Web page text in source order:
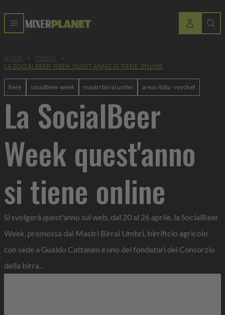
HOME > EVENTI
>
LA SOCIALBEER WEEK QUEST'ANNO SI TIENE ONLINE
fiere socialbeer week mastri birrai umbri areas italia - mychef
La SocialBeer
Week quest'anno
si tiene online
Si svolgerà quest'anno sul web, dal 20 al 26 aprile, la SocialBeer
Week, promossa dai Mastri Birrai Umbri, birrificio agricolo
con sede a Gualdo Cattaneo e uno dei fondatori del Consorzio
della birra...